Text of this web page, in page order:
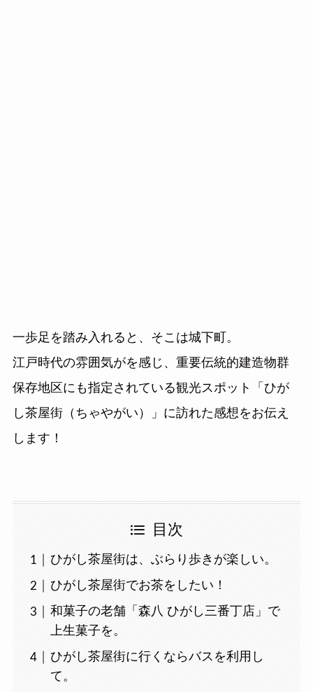
一歩足を踏み入れると、そこは城下町。
江戸時代の雰囲気がを感じ、重要伝統的建造物群
保存地区にも指定されている観光スポット「ひが
し茶屋街（ちゃやがい）」に訪れた感想をお伝え
します！
目次
ひがし茶屋街は、ぶらり歩きが楽しい。
ひがし茶屋街でお茶をしたい！
和菓子の老舗「森八 ひがし三番丁店」で
上生菓子を。
ひがし茶屋街に行くならバスを利用し
て。